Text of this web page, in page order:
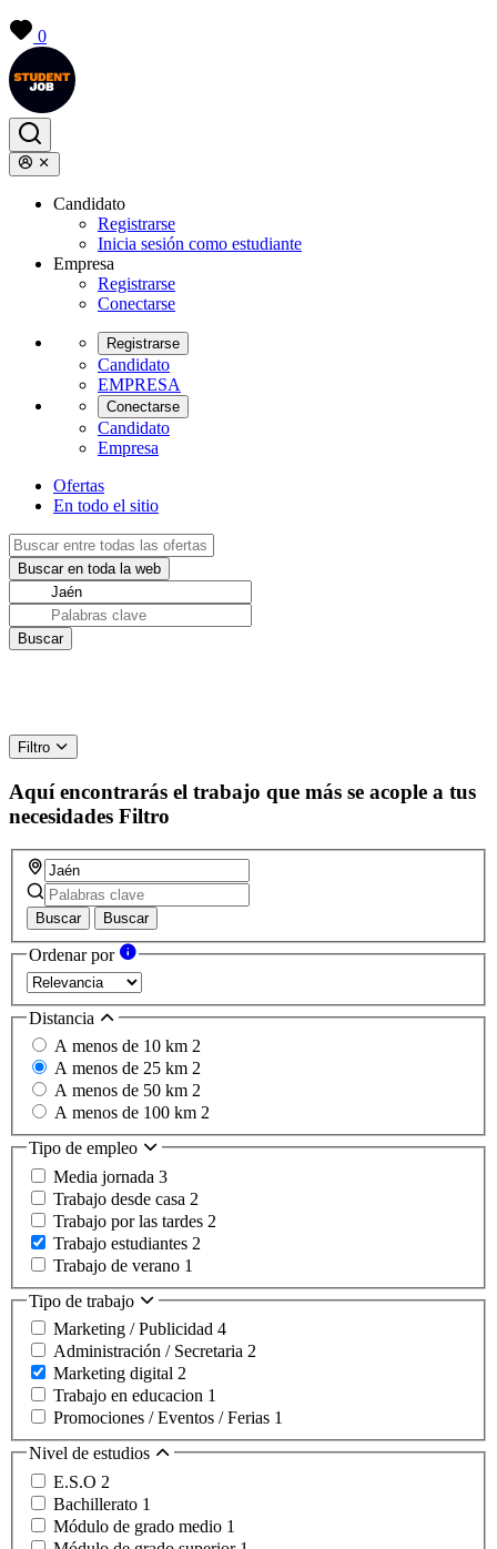
0
Candidato
Registrarse
Inicia sesión como estudiante
Empresa
Registrarse
Conectarse
Registrarse
Candidato
EMPRESA
Conectarse
Candidato
Empresa
Ofertas
En todo el sitio
Filtro
Aquí encontrarás el trabajo que más se acople a tus
necesidades Filtro
Buscar Buscar
Ordenar por
Distancia
A menos de 10 km 2
A menos de 25 km 2
A menos de 50 km 2
A menos de 100 km 2
Tipo de empleo
Media jornada 3
Trabajo desde casa 2
Trabajo por las tardes 2
Trabajo estudiantes 2
Trabajo de verano 1
Tipo de trabajo
Marketing / Publicidad 4
Administración / Secretaria 2
Marketing digital 2
Trabajo en educacion 1
Promociones / Eventos / Ferias 1
Nivel de estudios
E.S.O 2
Bachillerato 1
Módulo de grado medio 1